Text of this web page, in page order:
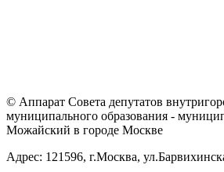
© Аппарат Совета депутатов
муниципального образования -
Можайский в городе Москве
Адрес: 121596, г.Москва,